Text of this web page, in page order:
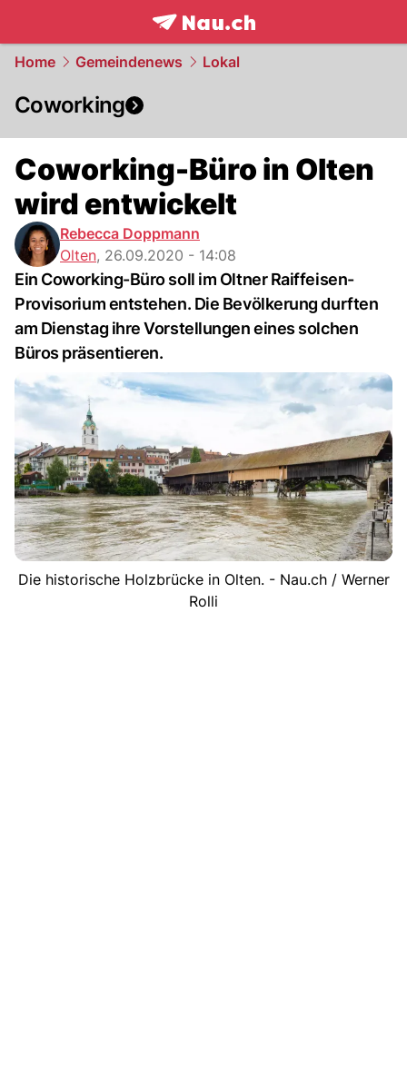
frontpage.NAU.ch
Home Gemeindenews Lokal
Coworking
Coworking-Büro in Olten
wird entwickelt
Rebecca Doppmann
Olten, 26.09.2020 - 14:08
Ein Coworking-Büro soll im Oltner Raiffeisen-
Provisorium entstehen. Die Bevölkerung durften
am Dienstag ihre Vorstellungen eines solchen
Büros präsentieren.
Die historische Holzbrücke in Olten. - Nau.ch / Werner
Rolli